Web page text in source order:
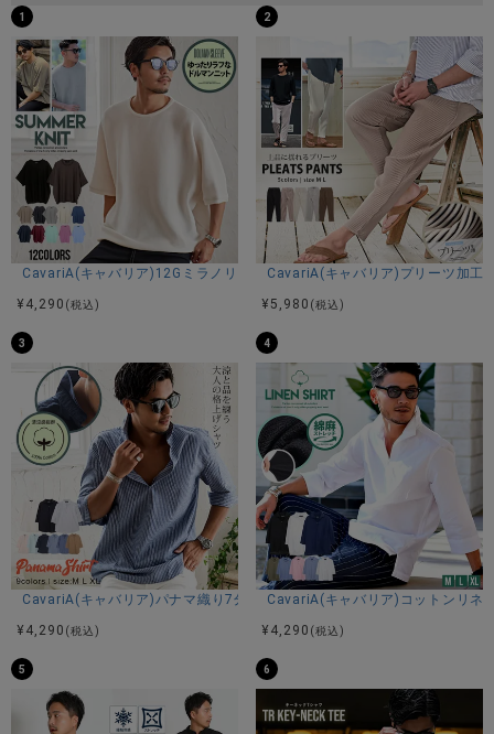
1
CavariA(キャバリア)12Gミラノリブクルーネックドルマンハーフスリー
¥ 4,290 (税込)
2
CavariA(キャバリア)プリーツ加工
¥ 5,980 (税込)
3
CavariA(キャバリア)パナマ織り7分袖カプリシャツ/全9色
¥ 4,290 (税込)
4
CavariA(キャバリア)コットンリネ
¥ 4,290 (税込)
5 6